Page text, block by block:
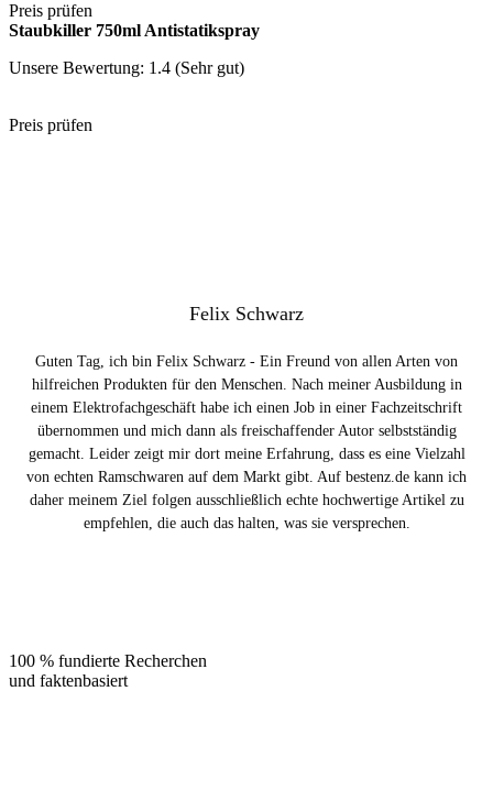
Preis prüfen
Staubkiller 750ml Antistatikspray
Unsere Bewertung: 1.4 (Sehr gut)
Preis prüfen
Felix Schwarz
Guten Tag, ich bin Felix Schwarz - Ein Freund von allen Arten von
hilfreichen Produkten für den Menschen. Nach meiner Ausbildung in
einem Elektrofachgeschäft habe ich einen Job in einer Fachzeitschrift
übernommen und mich dann als freischaffender Autor selbstständig
gemacht. Leider zeigt mir dort meine Erfahrung, dass es eine Vielzahl
von echten Ramschwaren auf dem Markt gibt. Auf bestenz.de kann ich
daher meinem Ziel folgen ausschließlich echte hochwertige Artikel zu
empfehlen, die auch das halten, was sie versprechen.
100 % fundierte Recherchen
und faktenbasiert